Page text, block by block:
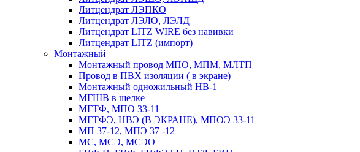
Литцендрат ЛЭПКО
Литцендрат ЛЭЛО, ЛЭЛД
Литцендрат LITZ WIRE без навивки
Литцендрат LITZ (импорт)
Монтажный
Монтажный провод МПО, МПМ, МЛТП
Провод в ПВХ изоляции ( в экране)
Монтажный одножильный HB-1
МГШВ в шелке
МГТФ, МПО 33-11
МГТФЭ, НВЭ (В ЭКРАНЕ), МПОЭ 33-11
МП 37-12, МПЭ 37 -12
МС, МСЭ, МСЭО